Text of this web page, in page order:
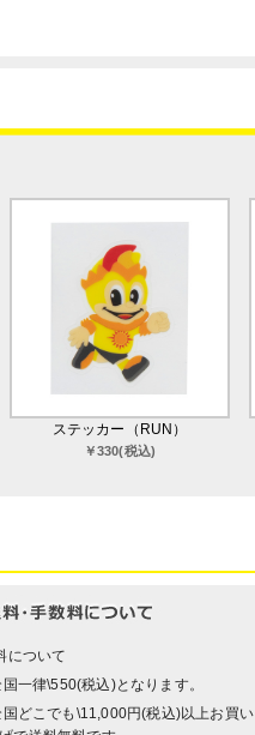
ステッカー（RUN）
￥330(税込)
について
国一律\550(税込)となります。
国どこでも\11,000円(税込)以上お買い